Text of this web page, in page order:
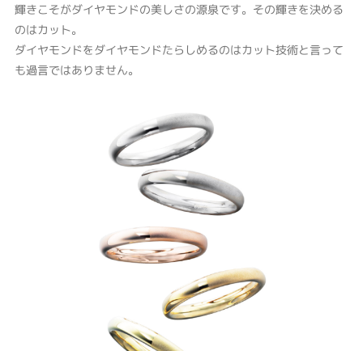
輝きこそがダイヤモンドの美しさの源泉です。その輝きを決める
のはカット。
ダイヤモンドをダイヤモンドたらしめるのはカット技術と言って
も過言ではありません。